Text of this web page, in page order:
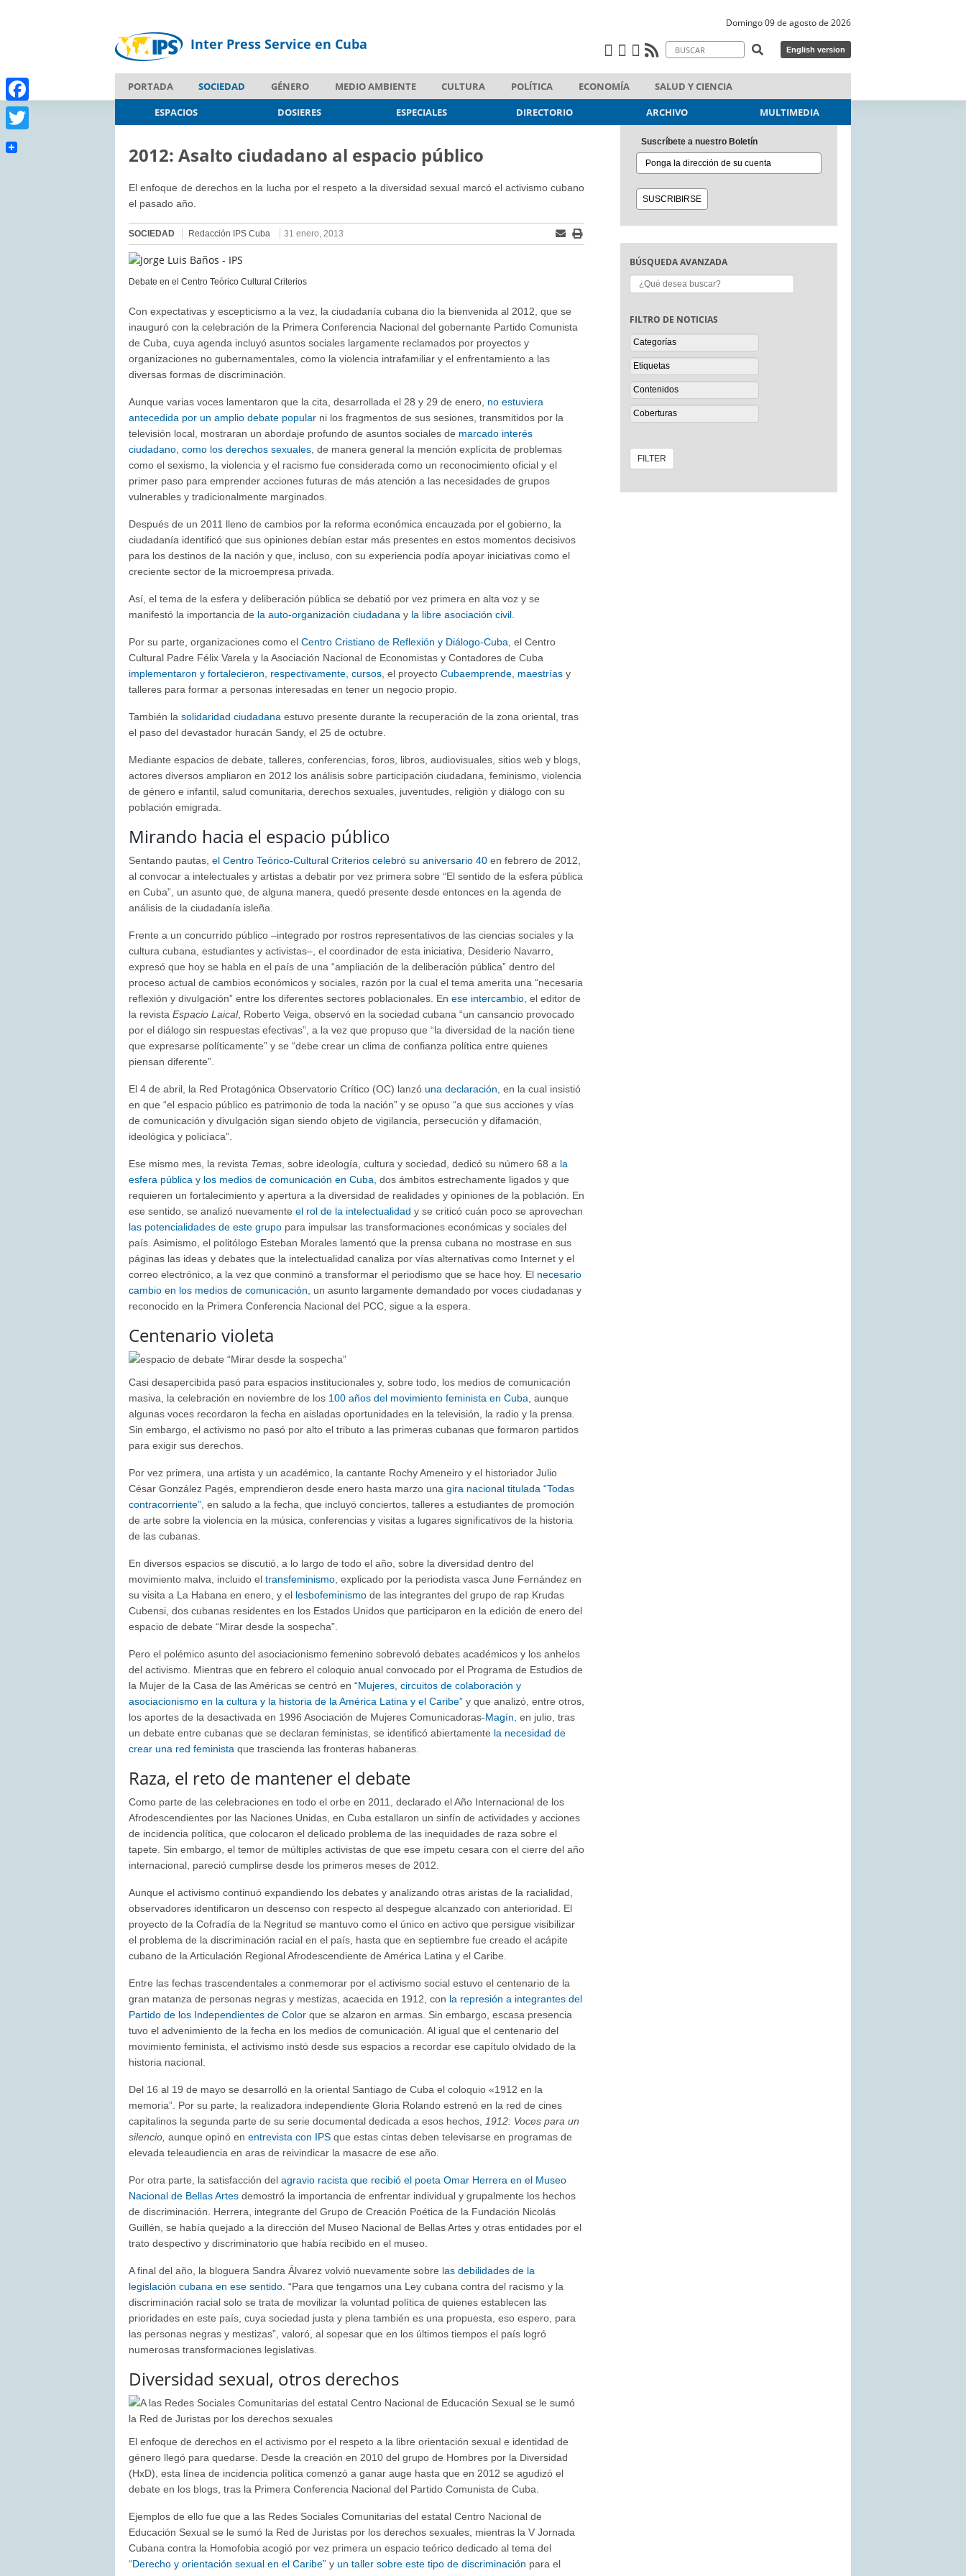
Domingo 09 de agosto de 2026
Inter Press Service en Cuba English version
PORTADA SOCIEDAD GÉNERO MEDIO AMBIENTE CULTURA POLÍTICA ECONOMÍA
SALUD Y CIENCIA
ESPACIOS
DOSIERES ESPECIALES DIRECTORIO ARCHIVO MULTIMEDIA
2012: Asalto ciudadano al espacio público
El enfoque de derechos en la lucha por el respeto a la diversidad sexual marcó el activismo cubano
el pasado año.
SOCIEDAD Redacción IPS Cuba 31 enero, 2013
Debate en el Centro Teórico Cultural Criterios
Con expectativas y escepticismo a la vez, la ciudadanía cubana dio la bienvenida al 2012, que se
inauguró con la celebración de la Primera Conferencia Nacional del gobernante Partido Comunista
de Cuba, cuya agenda incluyó asuntos sociales largamente reclamados por proyectos y
organizaciones no gubernamentales, como la violencia intrafamiliar y el enfrentamiento a las
diversas formas de discriminación.
Aunque varias voces lamentaron que la cita, desarrollada el 28 y 29 de enero, no estuviera
antecedida por un amplio debate popular ni los fragmentos de sus sesiones, transmitidos por la
televisión local, mostraran un abordaje profundo de asuntos sociales de marcado interés
ciudadano, como los derechos sexuales , de manera general la mención explícita de problemas
como el sexismo, la violencia y el racismo fue considerada como un reconocimiento oficial y el
primer paso para emprender acciones futuras de más atención a las necesidades de grupos
vulnerables y tradicionalmente marginados.
Después de un 2011 lleno de cambios por la reforma económica encauzada por el gobierno, la
ciudadanía identificó que sus opiniones debían estar más presentes en estos momentos decisivos
para los destinos de la nación y que, incluso, con su experiencia podía apoyar iniciativas como el
creciente sector de la microempresa privada.
Así, el tema de la esfera y deliberación pública se debatió por vez primera en alta voz y se
manifestó la importancia de la auto-organización ciudadana y la libre asociación civil
Por su parte, organizaciones como elCentro Cristiano de Reflexión y Diálogo-Cuba , el Centro
Cultural Padre Félix Varela y la Asociación Nacional de Economistas y Contadores de Cuba
implementaron y fortalecieron, respectivamente, cursos , el proyectoCubaemprende maestrías y
talleres para formar a personas interesadas en tener un negocio propio.
También lasolidaridad ciudadana estuvo presente durante la recuperación de la zona oriental, tras
el paso del devastador huracán Sandy, el 25 de octubre.
Mediante espacios de debate, talleres, conferencias, foros, libros, audiovisuales, sitios web y blogs,
actores diversos ampliaron en 2012 los análisis sobre participación ciudadana, feminismo, violencia
de género e infantil, salud comunitaria, derechos sexuales, juventudes, religión y diálogo con su
población emigrada.
Mirando hacia el espacio público
Sentando pautas,el Centro Teórico-Cultural Criterios celebró su aniversario 40 en febrero de 2012,
al convocar a intelectuales y artistas a debatir por vez primera sobre “El sentido de la esfera pública
en Cuba”, un asunto que, de alguna manera, quedó presente desde entonces en la agenda de
análisis de la ciudadanía isleña.
Frente a un concurrido público –integrado por rostros representativos de las ciencias sociales y la
cultura cubana, estudiantes y activistas–, el coordinador de esta iniciativa, Desiderio Navarro,
expresó que hoy se habla en el país de una “ampliación de la deliberación pública” dentro del
proceso actual de cambios económicos y sociales, razón por la cual el tema amerita una “necesaria
reflexión y divulgación” entre los diferentes sectores poblacionales. Enese intercambio , el editor de
la revistaEspacio Laical, Roberto Veiga, observó en la sociedad cubana “un cansancio provocado
por el diálogo sin respuestas efectivas”, a la vez que propuso que “la diversidad de la nación tiene
que expresarse políticamente” y se “debe crear un clima de confianza política entre quienes
piensan diferente”.
El 4 de abril, la Red Protagónica Observatorio Crítico (OC) lanzóuna declaración , en la cual insistió
en que “el espacio público es patrimonio de toda la nación” y se opuso “a que sus acciones y vías
de comunicación y divulgación sigan siendo objeto de vigilancia, persecución y difamación,
ideológica y policíaca”.
Ese mismo mes, la revista Temas , sobre ideología, cultura y sociedad, dedicó su número 68 a la
esfera pública y los medios de comunicación en Cuba , dos ámbitos estrechamente ligados y que
requieren un fortalecimiento y apertura a la diversidad de realidades y opiniones de la población. En
ese sentido, se analizó nuevamenteel rol de la intelectualidad y se criticó cuán poco se aprovechan
las potencialidades de este grupo para impulsar las transformaciones económicas y sociales del
país. Asimismo, el politólogo Esteban Morales lamentó que la prensa cubana no mostrase en sus
páginas las ideas y debates que la intelectualidad canaliza por vías alternativas como Internet y el
correo electrónico, a la vez que conminó a transformar el periodismo que se hace hoy. El necesario
cambio en los medios de comunicación , un asunto largamente demandado por voces ciudadanas y
reconocido en la Primera Conferencia Nacional del PCC, sigue a la espera.
Centenario violeta
Casi desapercibida pasó para espacios institucionales y, sobre todo, los medios de comunicación
masiva, la celebración en noviembre de los 100 años del movimiento feminista en Cuba , aunque
algunas voces recordaron la fecha en aisladas oportunidades en la televisión, la radio y la prensa.
Sin embargo, el activismo no pasó por alto el tributo a las primeras cubanas que formaron partidos
para exigir sus derechos.
Por vez primera, una artista y un académico, la cantante Rochy Ameneiro y el historiador Julio
César González Pagés, emprendieron desde enero hasta marzo unagira nacional titulada “Todas
contracorriente” , en saludo a la fecha, que incluyó conciertos, talleres a estudiantes de promoción
de arte sobre la violencia en la música, conferencias y visitas a lugares significativos de la historia
de las cubanas.
En diversos espacios se discutió, a lo largo de todo el año, sobre la diversidad dentro del
movimiento malva, incluido eltransfeminismo , explicado por la periodista vasca June Fernández en
su visita a La Habana en enero, y el lesbofeminismo de las integrantes del grupo de rap Krudas
Cubensi, dos cubanas residentes en los Estados Unidos que participaron en la edición de enero del
espacio de debate “Mirar desde la sospecha”.
Pero el polémico asunto del asociacionismo femenino sobrevoló debates académicos y los anhelos
del activismo. Mientras que en febrero el coloquio anual convocado por el Programa de Estudios de
la Mujer de la Casa de las Américas se centró en“Mujeres, circuitos de colaboración y
asociacionismo en la cultura y la historia de la América Latina y el Caribe” y que analizó, entre otros,
los aportes de la desactivada en 1996 Asociación de Mujeres Comunicadoras-Magín , en julio, tras
un debate entre cubanas que se declaran feministas, se identificó abiertamente la necesidad de
crear una red feminista que trascienda las fronteras habaneras.
Raza, el reto de mantener el debate
Como parte de las celebraciones en todo el orbe en 2011, declarado el Año Internacional de los
Afrodescendientes por las Naciones Unidas, en Cuba estallaron un sinfín de actividades y acciones
de incidencia política, que colocaron el delicado problema de las inequidades de raza sobre el
tapete. Sin embargo, el temor de múltiples activistas de que ese ímpetu cesara con el cierre del año
internacional, pareció cumplirse desde los primeros meses de 2012.
Aunque el activismo continuó expandiendo los debates y analizando otras aristas de la racialidad,
observadores identificaron un descenso con respecto al despegue alcanzado con anterioridad. El
proyecto de la Cofradía de la Negritud se mantuvo como el único en activo que persigue visibilizar
el problema de la discriminación racial en el país, hasta que en septiembre fue creado el acápite
cubano de la Articulación Regional Afrodescendiente de América Latina y el Caribe.
Entre las fechas trascendentales a conmemorar por el activismo social estuvo el centenario de la
gran matanza de personas negras y mestizas, acaecida en 1912, con la represión a integrantes del
Partido de los Independientes de Color que se alzaron en armas. Sin embargo, escasa presencia
tuvo el advenimiento de la fecha en los medios de comunicación. Al igual que el centenario del
movimiento feminista, el activismo instó desde sus espacios a recordar ese capítulo olvidado de la
historia nacional.
Del 16 al 19 de mayo se desarrolló en la oriental Santiago de Cuba el coloquio «1912 en la
memoria”. Por su parte, la realizadora independiente Gloria Rolando estrenó en la red de cines
capitalinos la segunda parte de su serie documental dedicada a esos hechos,
1912: Voces para un
silencio,aunque opinó enentrevista con IPS que estas cintas deben televisarse en programas de
elevada teleaudiencia en aras de reivindicar la masacre de ese año.
Por otra parte, la satisfacción delagravio racista que recibió el poeta Omar Herrera en el Museo
Nacional de Bellas Artes demostró la importancia de enfrentar individual y grupalmente los hechos
de discriminación. Herrera, integrante del Grupo de Creación Poética de la Fundación Nicolás
Guillén, se había quejado a la dirección del Museo Nacional de Bellas Artes y otras entidades por el
trato despectivo y discriminatorio que había recibido en el museo.
A final del año, la bloguera Sandra Álvarez volvió nuevamente sobre las debilidades de la
legislación cubana en ese sentido . “Para que tengamos una Ley cubana contra del racismo y la
discriminación racial solo se trata de movilizar la voluntad política de quienes establecen las
prioridades en este país, cuya sociedad justa y plena también es una propuesta, eso espero, para
las personas negras y mestizas”, valoró, al sopesar que en los últimos tiempos el país logró
numerosas transformaciones legislativas.
Diversidad sexual, otros derechos
El enfoque de derechos en el activismo por el respeto a la libre orientación sexual e identidad de
género llegó para quedarse. Desde la creación en 2010 del grupo de Hombres por la Diversidad
(HxD), esta línea de incidencia política comenzó a ganar auge hasta que en 2012 se agudizó el
debate en los blogs, tras la Primera Conferencia Nacional del Partido Comunista de Cuba.
Ejemplos de ello fue que a las Redes Sociales Comunitarias del estatal Centro Nacional de
Educación Sexual se le sumó la Red de Juristas por los derechos sexuales, mientras la V Jornada
Cubana contra la Homofobia acogió por vez primera un espacio teórico dedicado al tema del
“Derecho y orientación sexual en el Caribe” yun taller sobre este tipo de discriminación para el
Suscríbete a nuestro Boletín
BÚSQUEDA AVANZADA
Buscar:
FILTRO DE NOTICIAS
Facebook
Twitter